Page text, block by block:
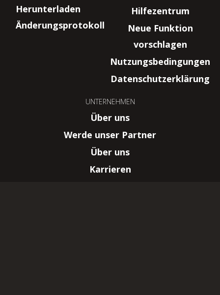
Herunterladen
Änderungsprotokoll
Hilfezentrum
Neue Funktion
vorschlagen
Nutzungsbedingungen
Datenschutzerklärung
UNTERNEHMEN
Über uns
Werde unser Partner
Über uns
Karrieren